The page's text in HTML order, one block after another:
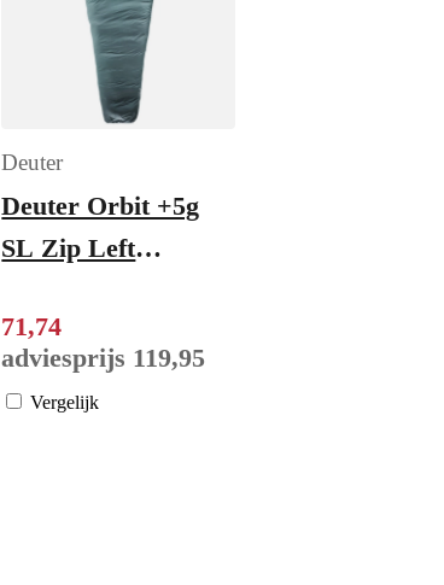
Deuter
Deuter Orbit +5g
SL Zip Left
71,74
adviesprijs 119,95
Vergelijk